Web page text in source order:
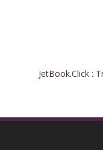
JetBook.Click :